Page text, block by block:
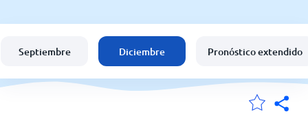
España
Septiembre Diciembre Pronóstico extendido